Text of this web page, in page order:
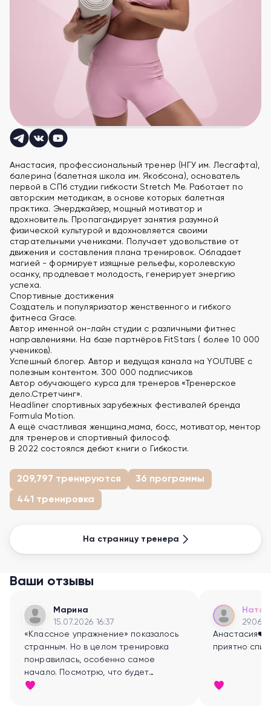
Анастасия, профессиональный тренер (НГУ им. Лесгафта),
балерина (балетная школа им. Якобсона), основатель
первой в СПб студии гибкости Stretch Me. Работает по
авторским методикам, в основе которых балетная
практика. Энерджайзер, мощный мотиватор и
вдохновитель. Пропагандирует занятия разумной
физической культурой и вдохновляется своими
старательными учениками. Получает удовольствие от
движения и составления плана тренировок. Обладает
магией - формирует изящные рельефы, королевскую
осанку, продлевает молодость, генерирует энергию
успеха.
Спортивные достижения
Создатель и популяризатор женственного и гибкого
фитнеса Grace.
Автор именной он-лайн студии с различными фитнес
направлениями. На базе партнёров FitStars ( более 10 000
учеников).
Успешный блогер. Автор и ведущая канала на YOUTUBE с
полезным контентом. 300 000 подписчиков
Автор обучающего курса для тренеров «Тренерское
дело.Стретчинг».
Headliner спортивных зарубежных фестивалей бренда
Formula Motion.
А ещё счастливая женщина,мама, босс, мотиватор, ментор
для тренеров и спортивный философ.
В 2022 состоялся дебют книги о Гибкости.
209,797 тренируются 36 программы
441 тренировка
На страницу тренера
Ваши отзывы
Марина
15.07.2026 16:37
«Классное упражнение» показалось
странным. Но в целом тренировка
понравилась, особенно самое
начало. Посмотрю, что будет
дальше.
приятно